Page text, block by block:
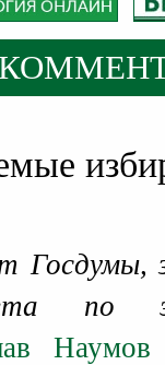
Госдумы,
по
Наумов